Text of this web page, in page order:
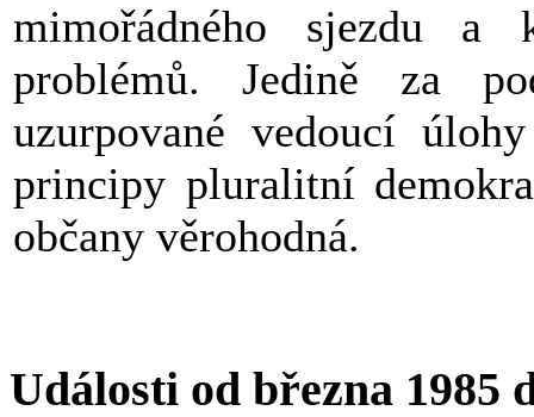
mimořádného sjezdu
problémů. Jedině za
uzurpované vedoucí
principy pluralitní
občany věrohodná.
Události od března 1985